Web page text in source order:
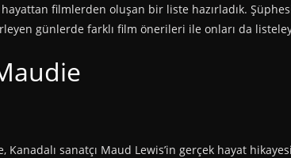
filmlerden oluşan bir liste hazırladık.
günlerde farklı film önerileri ile onları da
Kanadalı sanatçı Maud Lewis’in gerçek hayat